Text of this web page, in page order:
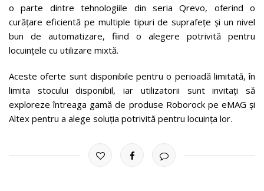
o parte dintre tehnologiile din seria Qrevo, oferind o
curățare eficientă pe multiple tipuri de suprafețe și un nivel
bun de automatizare, fiind o alegere potrivită pentru
locuințele cu utilizare mixtă.
Aceste oferte sunt disponibile pentru o perioadă limitată, în
limita stocului disponibil, iar utilizatorii sunt invitați să
exploreze întreaga gamă de produse Roborock pe eMAG și
Altex pentru a alege soluția potrivită pentru locuința lor.